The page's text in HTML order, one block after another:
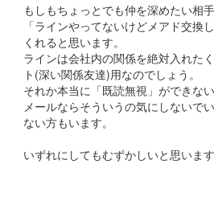
もしもちょっとでも仲を深めたい相
「ラインやってないけどメアド交換
くれると思います。
ラインは会社内の関係を絶対入れた
ト(深い関係友達)用なのでしょう。
それか本当に「既読無視」ができな
メールならそういうの気にしないで
ない方もいます。
いずれにしてもむずかしいと思います